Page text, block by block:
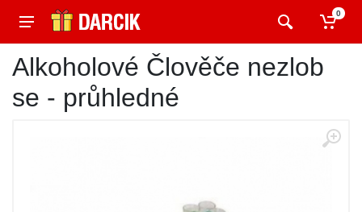
0
Alkoholové Člověče nezlob
se - průhledné